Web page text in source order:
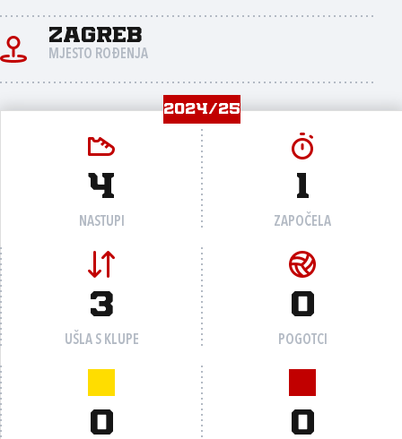
Zagreb
MJESTO ROĐENJA
2024/25
4
NASTUPI
1
ZAPOČELA
3
UŠLA S KLUPE
0
POGOTCI
0 0